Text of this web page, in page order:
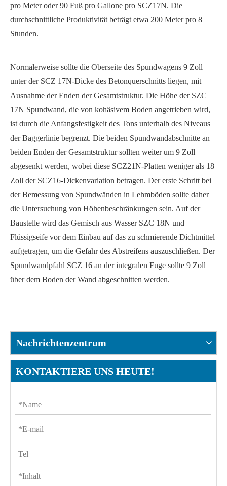
pro Meter oder 90 Fuß pro Gallone pro SCZ17N. Die
durchschnittliche Produktivität beträgt etwa 200 Meter pro 8
Stunden.
Normalerweise sollte die Oberseite des Spundwagens 9 Zoll
unter der SCZ 17N-Dicke des Betonquerschnitts liegen, mit
Ausnahme der Enden der Gesamtstruktur. Die Höhe der SZC
17N Spundwand, die von kohäsivem Boden angetrieben wird,
ist durch die Anfangsfestigkeit des Tons unterhalb des Niveaus
der Baggerlinie begrenzt. Die beiden Spundwandabschnitte an
beiden Enden der Gesamtstruktur sollten weiter um 9 Zoll
abgesenkt werden, wobei diese SCZ21N-Platten weniger als 18
Zoll der SCZ16-Dickenvariation betragen. Der erste Schritt bei
der Bemessung von Spundwänden in Lehmböden sollte daher
die Untersuchung von Höhenbeschränkungen sein. Auf der
Baustelle wird das Gemisch aus Wasser SZC 18N und
Flüssigseife vor dem Einbau auf das zu schmierende Dichtmittel
aufgetragen, um die Gefahr des Abstreifens auszuschließen. Der
Spundwandpfahl SCZ 16 an der integralen Fuge sollte 9 Zoll
über dem Boden der Wand abgeschnitten werden.
Nachrichtenzentrum
KONTAKTIERE UNS HEUTE!